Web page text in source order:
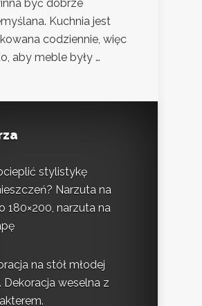
być dobrze
Kuchnia jest
codziennie, więc
aby meble były …
stylistykę
Narzuta na
180×200, narzuta na
na stół młodej
Dekoracja weselna z